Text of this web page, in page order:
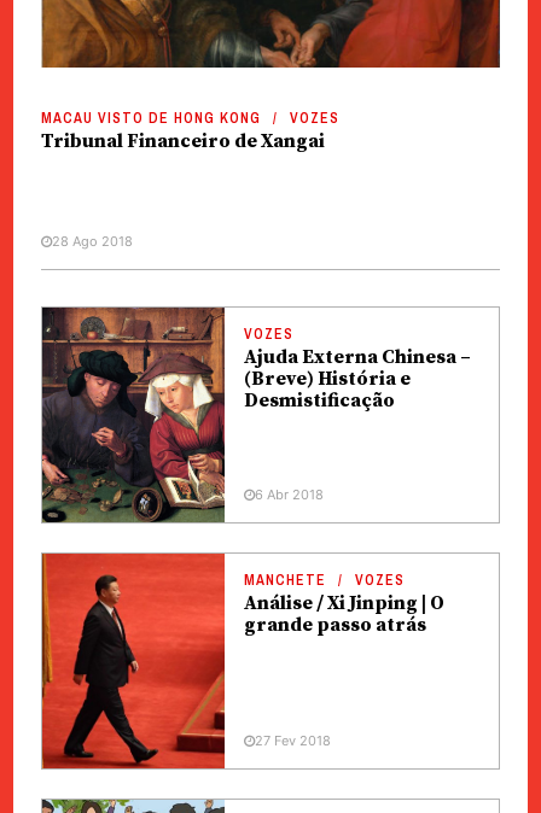
MACAU VISTO DE HONG KONG VOZES
Tribunal Financeiro de Xangai
28 Ago 2018
VOZES
Ajuda Externa Chinesa –
(Breve) História e
Desmistificação
6 Abr 2018
MANCHETE VOZES
Análise / Xi Jinping | O
grande passo atrás
27 Fev 2018